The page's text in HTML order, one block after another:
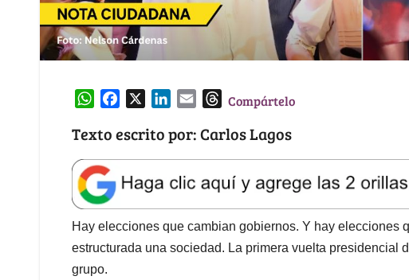
W
a
t
s
A
p
p
c
e
b
o
o
k
n
k
d
I
n
a
i
T
r
e
d
s
Compártelo
Texto escrito por: Carlos Lagos
Hay elecciones que cambian gobiernos. Y hay elecciones
estructurada una sociedad. La primera vuelta presidencial
grupo.